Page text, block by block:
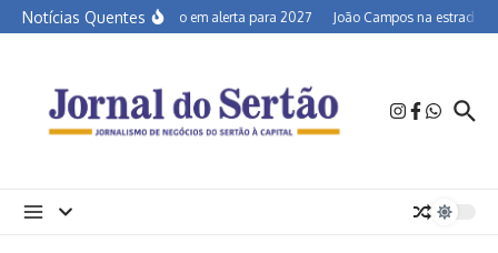
Ir para o conteúdo
Notícias QuentesSemiárido em alerta para 2027 João Campos na estrada e